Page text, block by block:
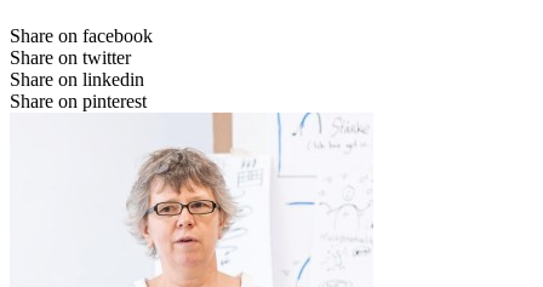
Share on facebook
Share on twitter
Share on linkedin
Share on pinterest